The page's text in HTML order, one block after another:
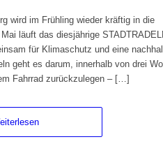
wird im Frühling wieder kräftig in die
läuft das diesjährige
für Klimaschutz und eine
geht es darum, innerhalb von drei
Fahrrad zurückzulegen – […]